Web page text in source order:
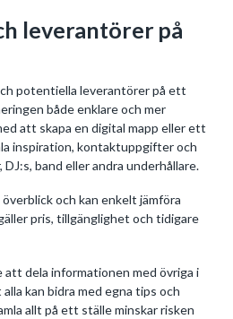
leverantörer på
potentiella leverantörer på ett
både enklare och mer
att skapa en digital mapp eller ett
inspiration, kontaktuppgifter och
band eller andra underhållare.
och kan enkelt jämföra
pris, tillgänglighet och tidigare
dela informationen med övriga i
kan bidra med egna tips och
allt på ett ställe minskar risken